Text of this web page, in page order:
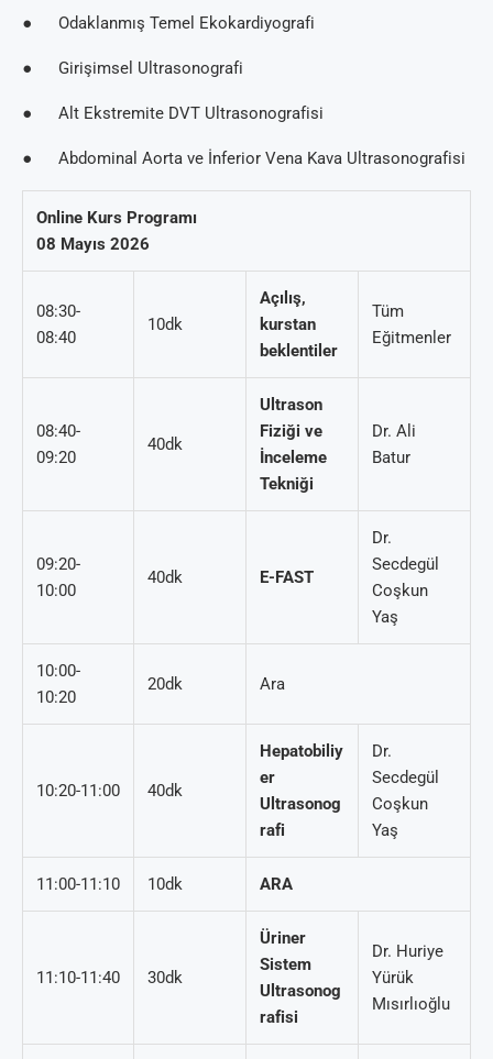
● Odaklanmış Temel Ekokardiyografi
● Girişimsel Ultrasonografi
● Alt Ekstremite DVT Ultrasonografisi
● Abdominal Aorta ve İnferior Vena Kava Ultrasonografisi
Online Kurs Programı
08 Mayıs 2026
08:30-
08:40
10dk
Açılış,
kurstan
beklentiler
Tüm
Eğitmenler
08:40-
09:20
40dk
Ultrason
Fiziği ve
İnceleme
Tekniği
Dr. Ali
Batur
09:20-
10:00
40dk E-FAST
Dr.
Secdegül
Coşkun
Yaş
10:00-
10:20
20dk Ara
10:20-11:00 40dk
Hepatobiliy
er
Ultrasonog
rafi
Dr.
Secdegül
Coşkun
Yaş
11:00-11:10 10dk ARA
11:10-11:40 30dk
Üriner
Sistem
Ultrasonog
rafisi
Dr. Huriye
Yürük
Mısırlıoğlu